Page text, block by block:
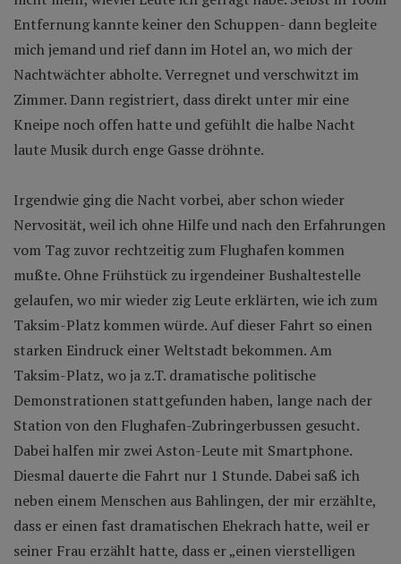
Entfernung kannte keiner den Schuppen- dann begleite
mich jemand und rief dann im Hotel an, wo mich der
Nachtwächter abholte. Verregnet und verschwitzt im
Zimmer. Dann registriert, dass direkt unter mir eine
Kneipe noch offen hatte und gefühlt die halbe Nacht
laute Musik durch enge Gasse dröhnte.
Irgendwie ging die Nacht vorbei, aber schon wieder
Nervosität, weil ich ohne Hilfe und nach den Erfahrungen
vom Tag zuvor rechtzeitig zum Flughafen kommen
mußte. Ohne Frühstück zu irgendeiner Bushaltestelle
gelaufen, wo mir wieder zig Leute erklärten, wie ich zum
Taksim-Platz kommen würde. Auf dieser Fahrt so einen
starken Eindruck einer Weltstadt bekommen. Am
Taksim-Platz, wo ja z.T. dramatische politische
Demonstrationen stattgefunden haben, lange nach der
Station von den Flughafen-Zubringerbussen gesucht.
Dabei halfen mir zwei Aston-Leute mit Smartphone.
Diesmal dauerte die Fahrt nur 1 Stunde. Dabei saß ich
neben einem Menschen aus Bahlingen, der mir erzählte,
dass er einen fast dramatischen Ehekrach hatte, weil er
seiner Frau erzählt hatte, dass er „einen vierstelligen